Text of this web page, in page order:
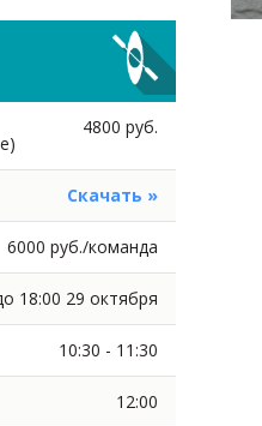
4800 руб.
Скачать »
6000 руб./команда
18:00 29 октября
10:30 - 11:30
12:00